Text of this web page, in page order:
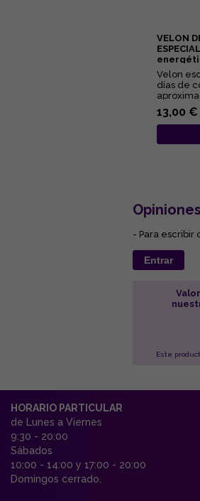
VELON
Velon
días de
para
13,00 €
- Para escribir
Entrar
Este
HORARIO PARTICULAR
de Lunes a Viernes
9:30 - 20:00
Sábados
10:00 - 14:00 y 17:00 - 20:00
Domingos cerrado.